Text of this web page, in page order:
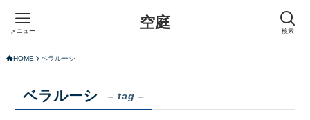
空庭 検索
メニュー
HOME ベラルーシ
ベラルーシ – tag –